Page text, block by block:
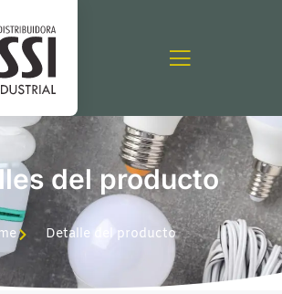
del producto
Detalle del producto